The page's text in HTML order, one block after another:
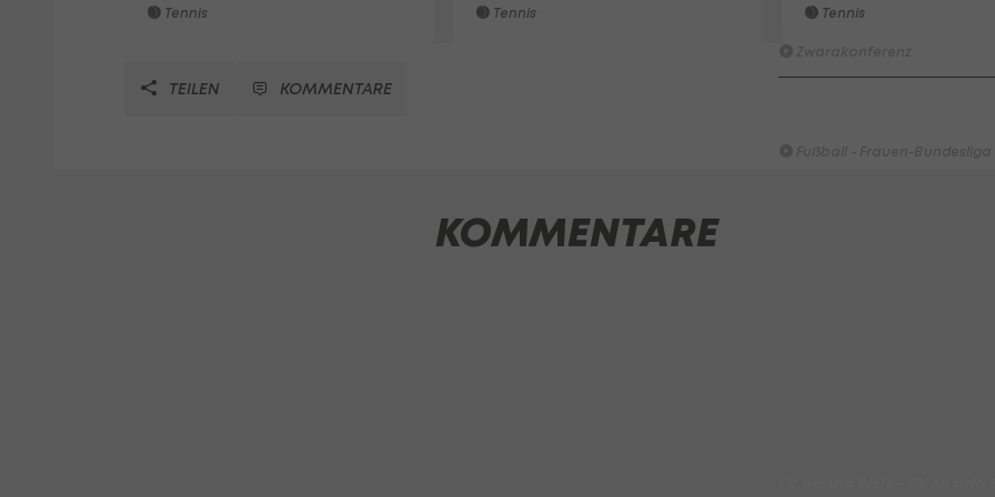
möglich? I #Zwarakonferenz
Tennis Tennis Tennis
TEILEN KOMMENTARE
KOMMENTARE